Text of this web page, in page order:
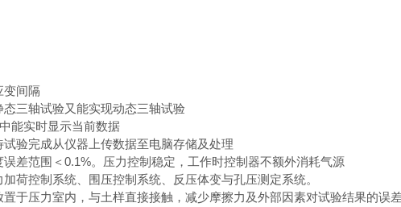
变间隔
态三轴试验又能实现动态三轴试验
能实时显示当前数据
试验完成从仪器上传数据至电脑存储及处理
误差范围＜0.1%。 压力控制稳定，工作时控制器不额外消耗气源
荷控制系统、围压控制系统、反压体变与孔压测定系统。
置于压力室内，与土样直接接触，减少摩擦力及外部因素对试验结果的误差